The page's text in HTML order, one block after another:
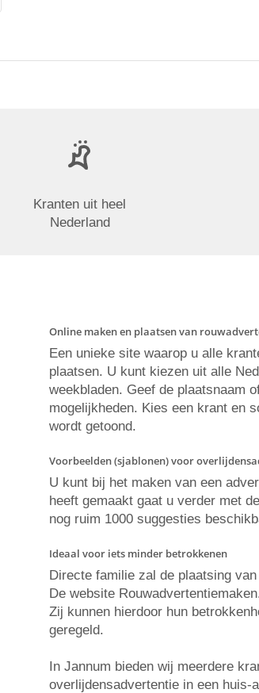
Kranten uit heel
Nederland
Online maken en plaatsen van
Een unieke site waarop u alle
plaatsen. U kunt kiezen uit alle
weekbladen. Geef de plaatsnaam
mogelijkheden. Kies een krant en
wordt getoond.
Voorbeelden (sjablonen) voor
U kunt bij het maken van een
heeft gemaakt gaat u verder met
nog ruim 1000 suggesties
Ideaal voor iets minder betrokkenen
Directe familie zal de plaatsing
De website
Zij kunnen hierdoor hun
geregeld.
In Jannum bieden wij meerdere
overlijdensadvertentie in een huis-